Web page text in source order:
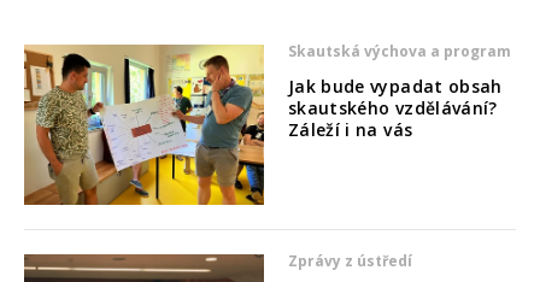
Skautská výchova a program
Jak bude vypadat obsah
skautského vzdělávání?
Záleží i na vás
Zprávy z ústředí